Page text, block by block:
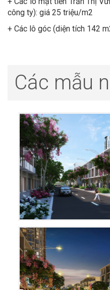
công ty): giá 25 triệu/m2
+ Các lô góc (diện tích 142
Các mẫu